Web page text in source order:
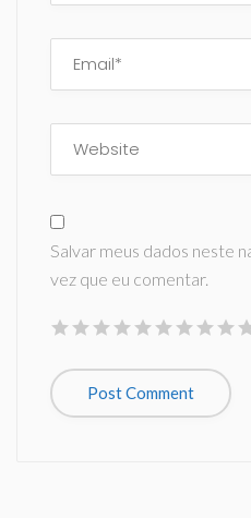
Salvar meus dados neste
vez que eu comentar.